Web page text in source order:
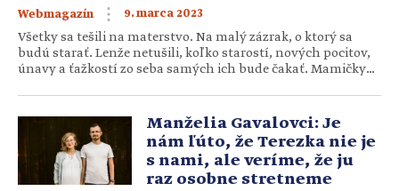
Webmagazín 9. marca 2023
Všetky sa tešili na materstvo. Na malý zázrak, o ktorý sa
budú starať. Lenže netušili, koľko starostí, nových pocitov,
únavy a ťažkostí zo seba samých ich bude čakať. Mamičky
úzkostí či iných nepríjemných stavov. Cesta von nebola
jednoduchá, no s Božou či ľudskou pomocou […]
Manželia Gavalovci: Je
nám ľúto, že Terezka nie je
s nami, ale veríme, že ju
raz osobne stretneme